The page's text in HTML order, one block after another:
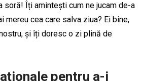
soră! Îți amintești cum ne jucam de-a
mereu cea care salva ziua? Ei bine,
și îți doresc o zi plină de
pentru a-i